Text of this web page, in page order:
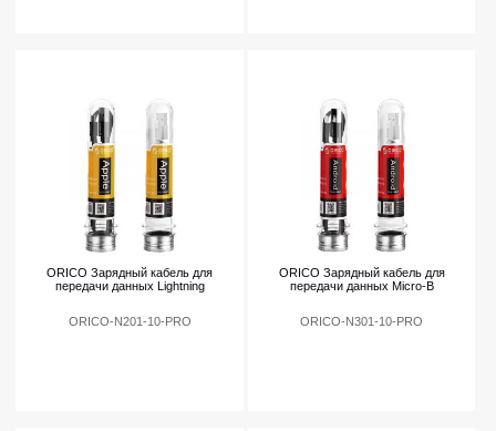
ORICO Зарядный кабель для
передачи данных Lightning
ORICO-N201-10-PRO
ORICO Зарядный кабель для
передачи данных Micro-B
ORICO-N301-10-PRO